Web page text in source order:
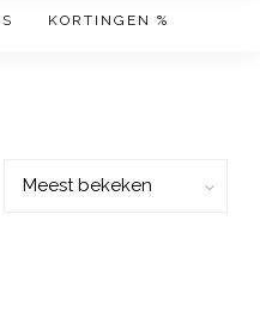
KORTINGEN %